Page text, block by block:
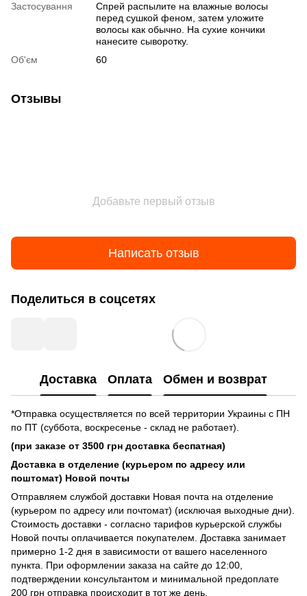
Застосування
Спрей распылите на влажные волосы
перед сушкой феном, затем уложите
волосы как обычно. На сухие кончики
нанесите сыворотку.
Об'єм
60
Отзывы
Добавьте первый отзыв
Написать отзыв
Поделиться в соцсетях
Доставка Оплата Обмен и возврат
*Отправка осуществляется по всей территории Украины с ПН
по ПТ (суббота, воскресенье - склад не работает).
(при заказе от 3500 грн доставка беспатная)
Доставка в отделение (курьером по адресу или
поштомат) Новой почты
Отправляем службой доставки Новая почта на отделение
(курьером по адресу или почтомат) (исключая выходные дни).
Стоимость доставки - согласно тарифов курьерской службы
Новой почты оплачивается покупателем. Доставка занимает
примерно 1-2 дня в зависимости от вашего населенного
пункта. При оформлении заказа на сайте до 12:00,
подтверждении консультантом и минимальной предоплате
200 грн отправка происходит в тот же день.